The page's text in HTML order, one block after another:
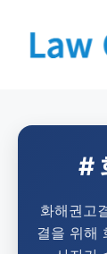
#
화해권고
결을 위해